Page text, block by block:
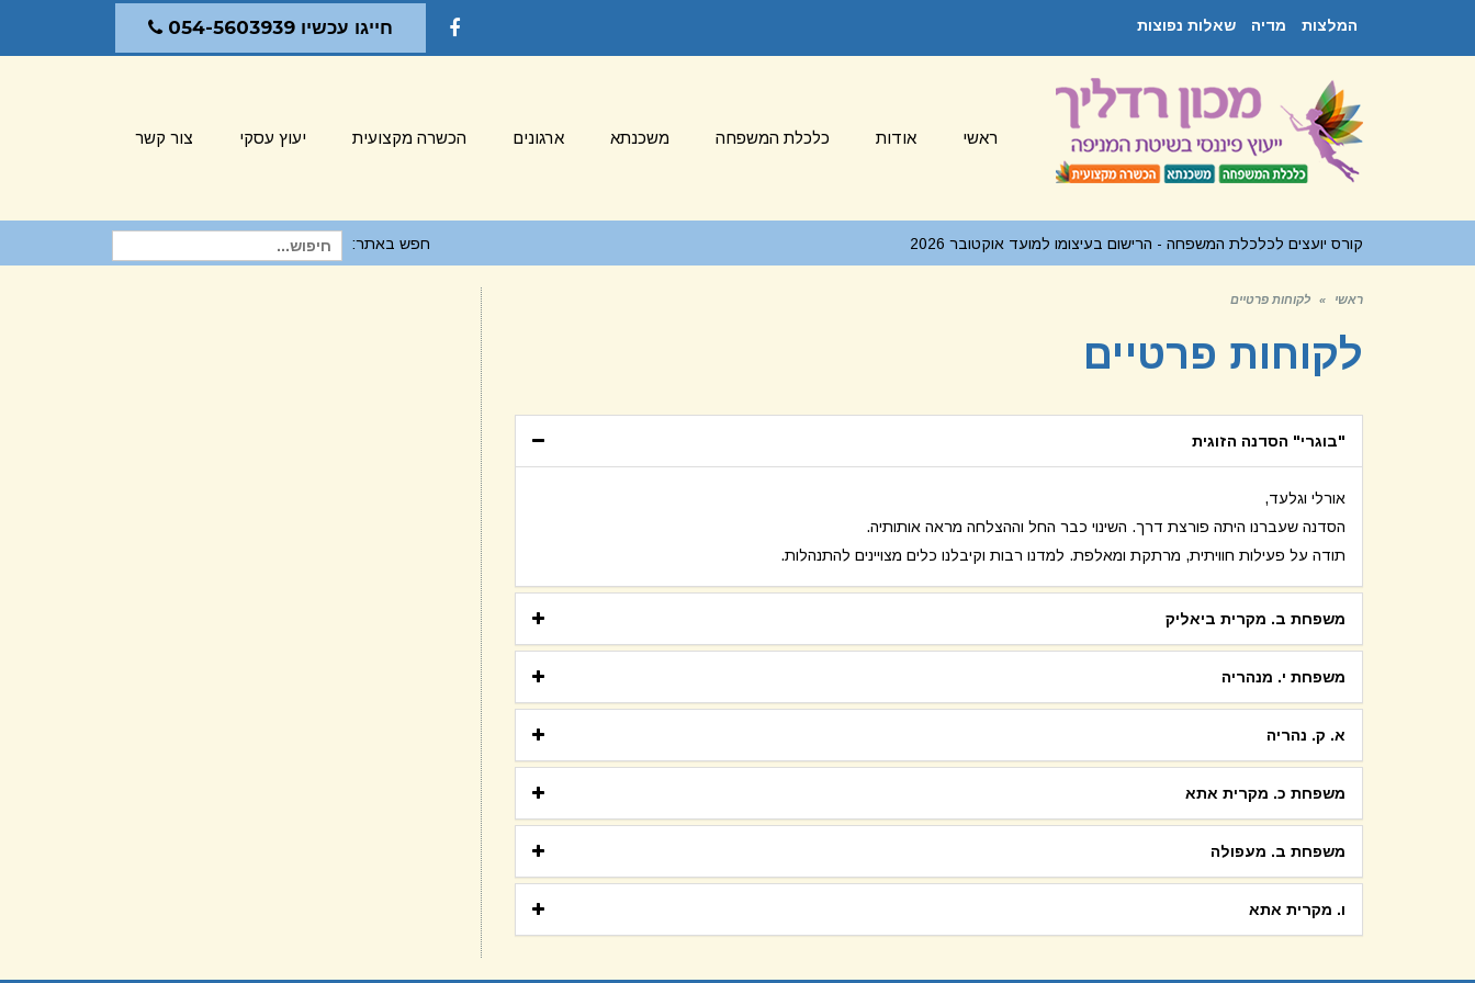
המלצות מדיה
שאלות נפוצות
Facebook
חייגו עכשיו 054-5603939
ראשי אודות כלכלת המשפחה משכנתא ארגונים הכשרה מקצועית יעוץ עסקי צור קשר
קורס יועצים לכלכלת המשפחה - הרישום בעיצומו למועד אוקטובר 2026 חפש באתר: חיפוש
ראשי » לקוחות פרטיים
לקוחות פרטיים
"בוגרי" הסדנה הזוגית
אורלי וגלעד,
הסדנה שעברנו היתה פורצת דרך. השינוי כבר החל וההצלחה מראה אותותיה.
תודה על פעילות חוויתית, מרתקת ומאלפת. למדנו רבות וקיבלנו כלים מצויינים להתנהלות.
משפחת ב. מקרית ביאליק
משפחת י. מנהריה
א. ק. נהריה
משפחת כ. מקרית אתא
משפחת ב. מעפולה
ו. מקרית אתא